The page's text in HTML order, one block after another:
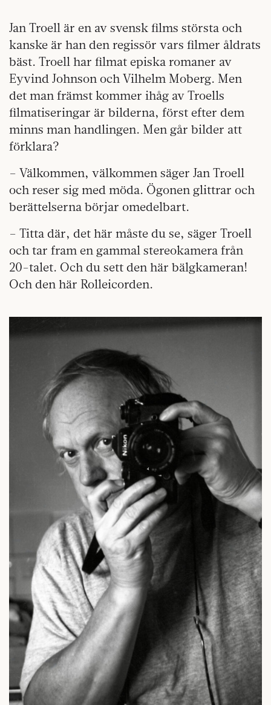
Jan Troell är en av svensk films största och
kanske är han den regissör vars filmer åldrats
bäst. Troell har filmat episka romaner av
Eyvind Johnson och Vilhelm Moberg. Men
det man främst kommer ihåg av Troells
filmatiseringar är bilderna, först efter dem
minns man handlingen. Men går bilder att
förklara?
– Välkommen, välkommen säger Jan Troell
och reser sig med möda. Ögonen glittrar och
berättelserna börjar omedelbart.
– Titta där, det här måste du se, säger Troell
och tar fram en gammal stereokamera från
20-talet. Och du sett den här bälgkameran!
Och den här Rolleicorden.